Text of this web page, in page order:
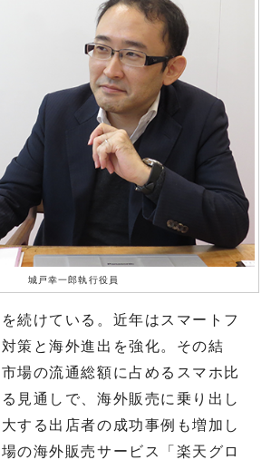
城戸幸一郎執行役員
続けている。近年はスマートフ
策と海外進出を強化。その結
場の流通総額に占めるスマホ比
見通しで、海外販売に乗り出し
する出店者の成功事例も増加し
の海外販売サービス「楽天グロ